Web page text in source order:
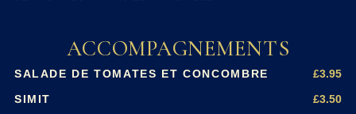
ACCOMPAGNEMENTS
SALADE DE TOMATES ET CONCOMBRE £3.95
SIMIT £3.50